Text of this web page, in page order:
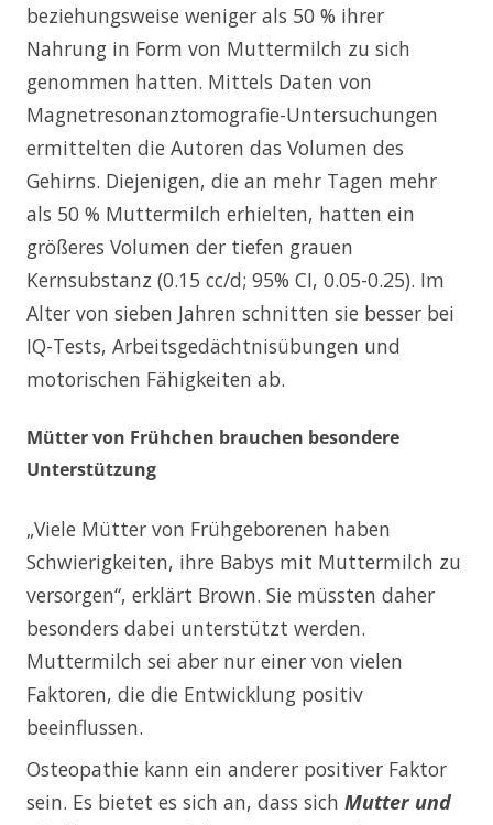
beziehungsweise weniger als 50 % ihrer
Nahrung in Form von Muttermilch zu sich
genommen hatten. Mittels Daten von
Magnetresonanztomografie-Untersuchungen
ermittelten die Autoren das Volumen des
Gehirns. Diejenigen, die an mehr Tagen mehr
als 50 % Muttermilch erhielten, hatten ein
größeres Volumen der tiefen grauen
Kernsubstanz (0.15 cc/d; 95% CI, 0.05-0.25). Im
Alter von sieben Jahren schnitten sie besser bei
IQ-Tests, Arbeitsgedächtnisübungen und
motorischen Fähigkeiten ab.
Mütter von Frühchen brauchen besondere
Unterstützung
„Viele Mütter von Frühgeborenen haben
Schwierigkeiten, ihre Babys mit Muttermilch zu
versorgen“, erklärt Brown. Sie müssten daher
besonders dabei unterstützt werden.
Muttermilch sei aber nur einer von vielen
Faktoren, die die Entwicklung positiv
beeinflussen.
Osteopathie kann ein anderer positiver Faktor
sein. Es bietet es sich an, dass sich Mutter und